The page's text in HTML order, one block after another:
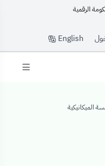
الرقمية
English
الميكانيكية